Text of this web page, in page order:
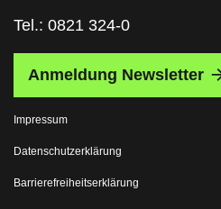
Tel.: 0821 324-0
Anmeldung Newsletter
Impressum
Datenschutzerklärung
Barrierefreiheitserklärung